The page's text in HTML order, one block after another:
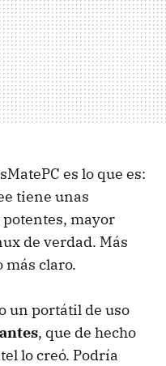
es lo que es:
tiene unas
mayor
de verdad. Más
claro.
un portátil de uso
, que de hecho
lo creó. Podría